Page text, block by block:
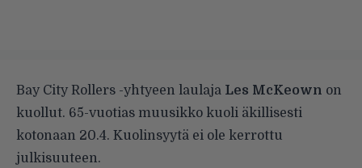
Bay City Rollers -yhtyeen laulaja Les McKeown on
kuollut. 65-vuotias muusikko kuoli äkillisesti
kotonaan 20.4. Kuolinsyytä ei ole kerrottu
julkisuuteen.